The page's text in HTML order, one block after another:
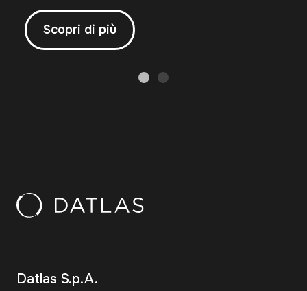
Scopri di più
Datlas S.p.A.